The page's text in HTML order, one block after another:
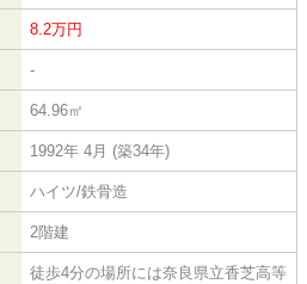
8.2万円
-
64.96㎡
1992年 4月 (築34年)
ハイツ/鉄骨造
2階建
徒歩4分の場所には奈良県立香芝高等